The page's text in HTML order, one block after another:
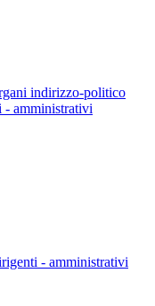
indirizzo-politico
- amministrativi
- amministrativi